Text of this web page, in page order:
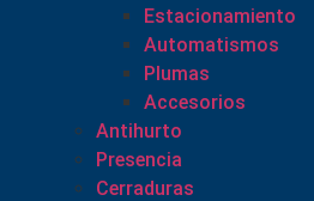
Estacionamiento
Automatismos
Plumas
Accesorios
Antihurto
Presencia
Cerraduras